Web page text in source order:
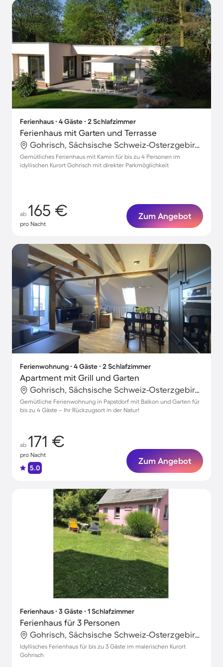
Ferienhaus ∙ 4 Gäste ∙ 2 Schlafzimmer
Ferienhaus mit Garten und Terrasse
Gohrisch, Sächsische Schweiz-Osterzgebirge, Deutschland
Gemütliches Ferienhaus mit Kamin für bis zu 4 Personen im
idyllischen Kurort Gohrisch mit direkter Parkmöglichkeit
ab 165 €
pro Nacht
Zum Angebot
Ferienwohnung ∙ 4 Gäste ∙ 2 Schlafzimmer
Apartment mit Grill und Garten
Gohrisch, Sächsische Schweiz-Osterzgebirge, Deutschland
Gemütliche Ferienwohnung in Papstdorf mit Balkon und Garten für
bis zu 4 Gäste – Ihr Rückzugsort in der Natur!
ab 171 €
pro Nacht
5.0
Zum Angebot
Ferienhaus ∙ 3 Gäste ∙ 1 Schlafzimmer
Ferienhaus für 3 Personen
Gohrisch, Sächsische Schweiz-Osterzgebirge, Deutschland
Idyllisches Ferienhaus für bis zu 3 Gäste im malerischen Kurort
Gohrisch